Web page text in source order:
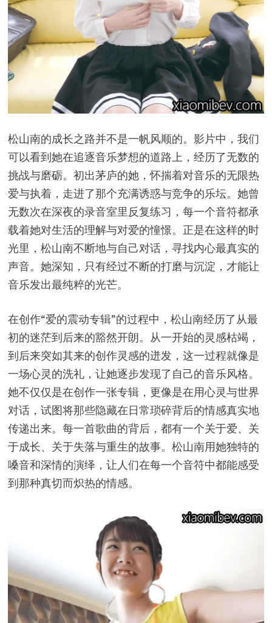
松山南的成长之路并不是一帆风顺的。影片中，我们
可以看到她在追逐音乐梦想的道路上，经历了无数的
挑战与磨砺。初出茅庐的她，怀揣着对音乐的无限热
爱与执着，走进了那个充满诱惑与竞争的乐坛。她曾
无数次在深夜的录音室里反复练习，每一个音符都承
载着她对生活的理解与对爱的憧憬。正是在这样的时
光里，松山南不断地与自己对话，寻找内心最真实的
声音。她深知，只有经过不断的打磨与沉淀，才能让
音乐发出最纯粹的光芒。
在创作“爱的震动专辑”的过程中，松山南经历了从最
初的迷茫到后来的豁然开朗。从一开始的灵感枯竭，
到后来突如其来的创作灵感的迸发，这一过程就像是
一场心灵的洗礼，让她逐步发现了自己的音乐风格。
她不仅仅是在创作一张专辑，更像是在用心灵与世界
对话，试图将那些隐藏在日常琐碎背后的情感真实地
传递出来。每一首歌曲的背后，都有一个关于爱、关
于成长、关于失落与重生的故事。松山南用她独特的
嗓音和深情的演绎，让人们在每一个音符中都能感受
到那种真切而炽热的情感。